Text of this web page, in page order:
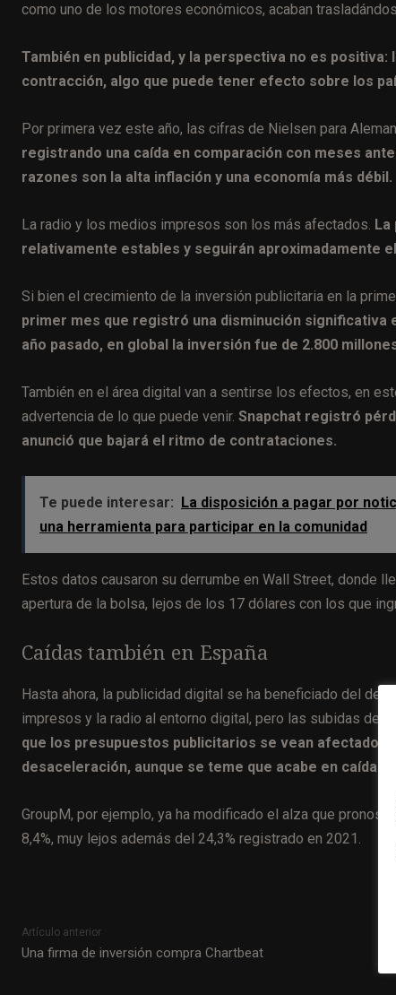
como uno de los motores económicos, acaban
También en publicidad, y la perspectiva no es
contracción, algo que puede tener efecto sobre los
Por primera vez este año, las cifras de Nielsen para
registrando una caída en comparación con meses
razones son la alta inflación y una economía más débil.
La radio y los medios impresos son los más afectados.
relativamente estables y seguirán aproximadamente
Si bien el crecimiento de la inversión publicitaria en la
primer mes que registró una disminución significativa
año pasado, en global la inversión fue de 2.800
También en el área digital van a sentirse los efectos, en
advertencia de lo que puede venir. Snapchat registró
anunció que bajará el ritmo de contrataciones.
Te puede interesar:
La disposición a pagar por
una herramienta para participar en la comunidad
Estos datos causaron su derrumbe en Wall Street, donde
apertura de la bolsa, lejos de los 17 dólares con los que
Caídas también en España
Hasta ahora, la publicidad digital se ha beneficiado del
impresos y la radio al entorno digital, pero las subidas de
que los presupuestos publicitarios se vean afectados,
desaceleración, aunque se teme que acabe en caída.
GroupM, por ejemplo, ya ha modificado el alza que
8,4%, muy lejos además del 24,3% registrado en 2021.
Artículo anterior
Una firma de inversión compra Chartbeat